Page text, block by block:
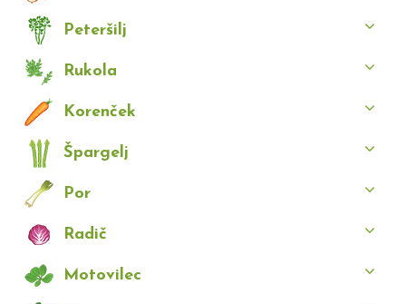
Peteršilj
Rukola
Korenček
Špargelj
Por
Radič
Motovilec